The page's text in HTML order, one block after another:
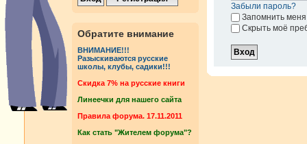
Обратите внимание
ВНИМАНИЕ!!!
Разыскиваются русские
школы, клубы, садики!!!
Cкидка 7% на русские книги
Линеечки для нашего сайта
Правила форума. 17.11.2011
Как стать "Жителем форума"?
Забыли пароль?
Запомнить меня
Скрыть моё